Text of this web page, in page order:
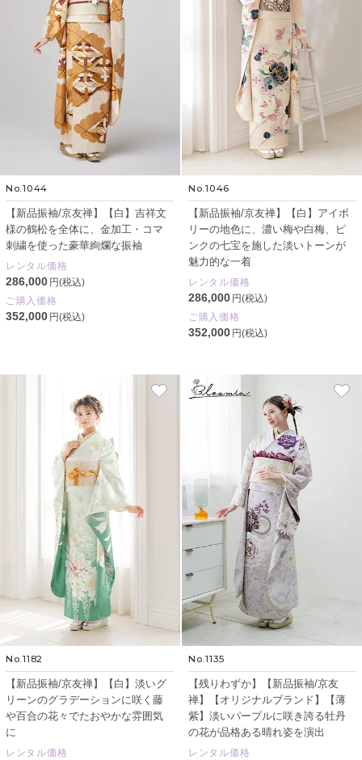
No.1044
【新品振袖/京友禅】【白】吉祥文
様の鶴松を全体に、金加工・コマ
刺繍を使った豪華絢爛な振袖
レンタル価格
286,000 円(税込)
ご購入価格
352,000 円(税込)
No.1046
【新品振袖/京友禅】【白】アイボ
リーの地色に、濃い梅や白梅、ピ
ンクの七宝を施した淡いトーンが
魅力的な一着
レンタル価格
286,000 円(税込)
ご購入価格
352,000 円(税込)
No.1182
【新品振袖/京友禅】【白】淡いグ
リーンのグラデーションに咲く藤
や百合の花々でたおやかな雰囲気
に
レンタル価格
No.1135
【残りわずか】【新品振袖/京友
禅】【オリジナルブランド】【薄
紫】淡いパープルに咲き誇る牡丹
の花が品格ある晴れ姿を演出
レンタル価格